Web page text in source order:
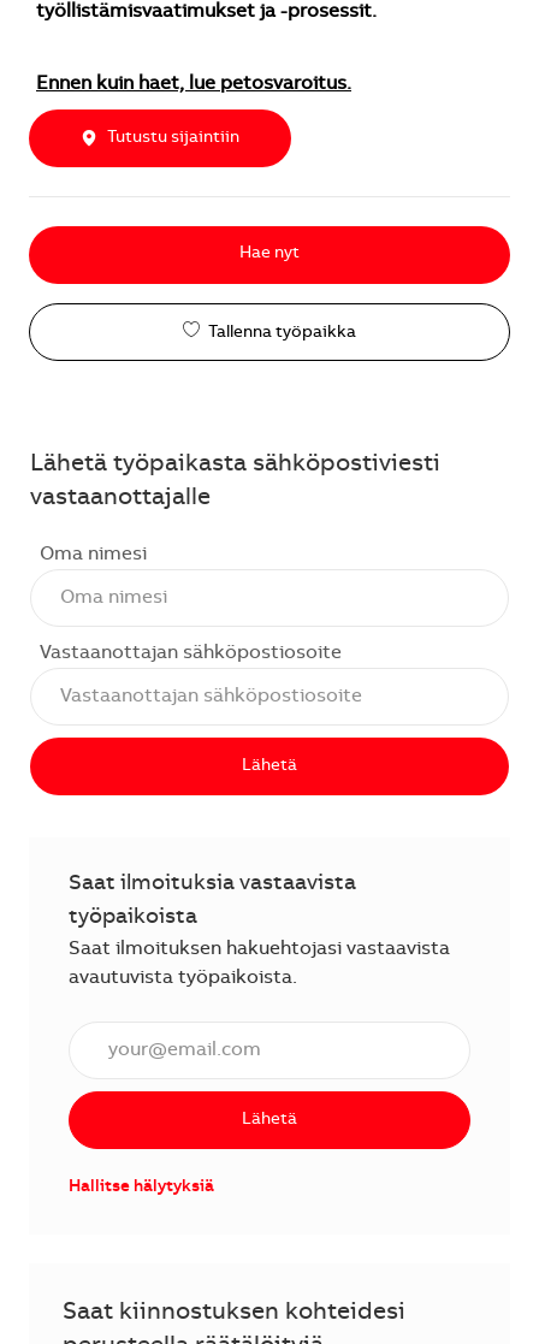
työllistämisvaatimukset ja -prosessit.
Ennen kuin haet, lue petosvaroitus.
Tutustu sijaintiin
Hae nyt
Tallenna työpaikka
Lähetä työpaikasta sähköpostiviesti
vastaanottajalle
Oma nimesi
Vastaanottajan sähköpostiosoite
Lähetä
Saat ilmoituksia vastaavista
työpaikoista
Saat ilmoituksen hakuehtojasi vastaavista
avautuvista työpaikoista.
Lähetä
Hallitse hälytyksiä
Saat kiinnostuksen kohteidesi